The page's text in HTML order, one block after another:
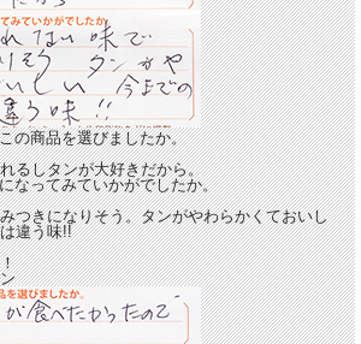
の商品を選びましたか。
るしタンが大好きだから。
なってみていかがでしたか。
つきになりそう。タンがやわらかくておいし
違う味!!